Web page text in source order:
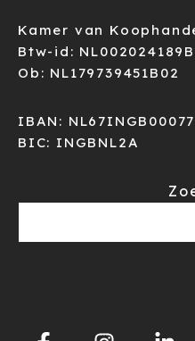
Kamer van
Btw-id:
Ob: NL179739451B02
IBAN:
BIC: INGBNL2A